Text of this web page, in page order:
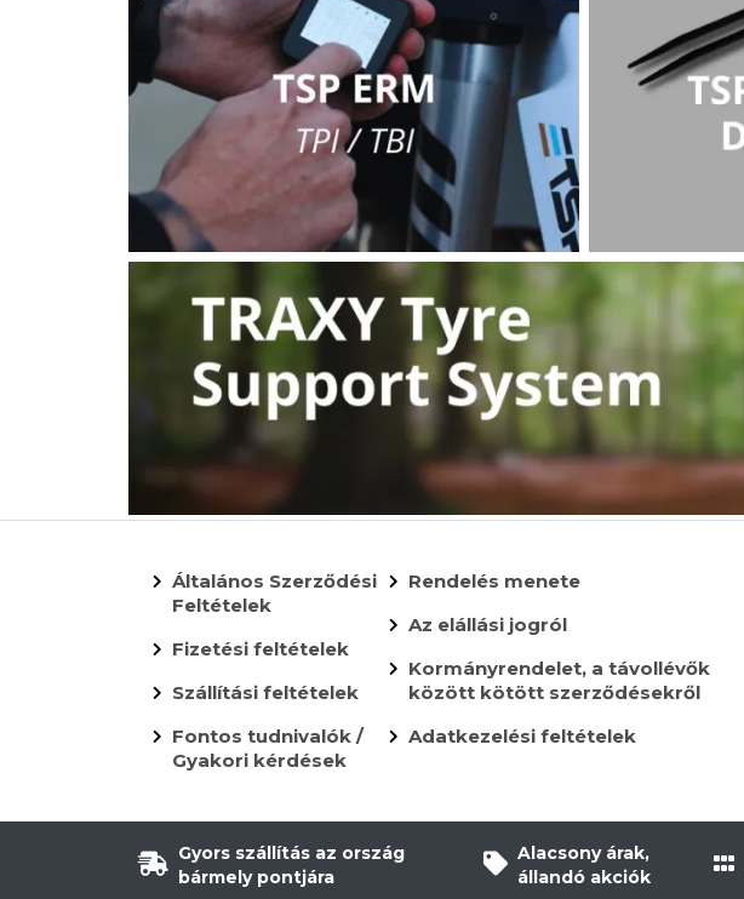
Általános Szerződési
Feltételek
Fizetési feltételek
Szállítási feltételek
Fontos tudnivalók /
Gyakori kérdések
Rendelés menete
Az elállási jogról
Kormányrendelet, a távollévők
között kötött szerződésekről
Adatkezelési feltételek
Gyors szállítás az ország
bármely pontjára
Alacsony árak,
állandó akciók